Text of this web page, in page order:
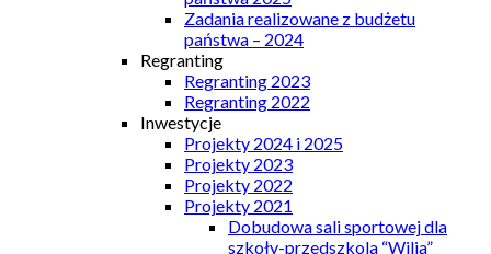
Zadania realizowane z budżetu
państwa – 2024
Regranting
Regranting 2023
Regranting 2022
Inwestycje
Projekty 2024 i 2025
Projekty 2023
Projekty 2022
Projekty 2021
Dobudowa sali sportowej dla
szkoły-przedszkola “Wilia”